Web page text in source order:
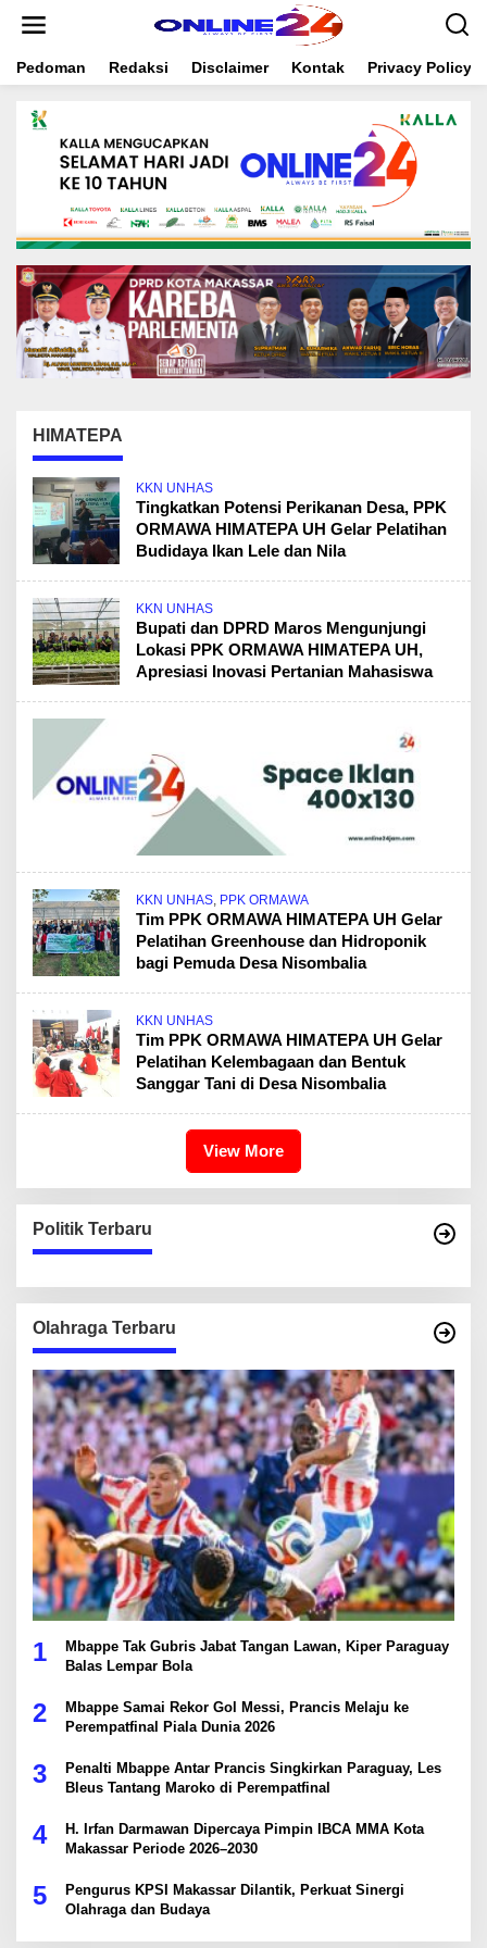
t
Pedoman Redaksi Disclaimer Kontak Privacy Policy
HIMATEPA
KKN UNHAS
Tingkatkan Potensi Perikanan Desa, PPK
ORMAWA HIMATEPA UH Gelar Pelatihan
Budidaya Ikan Lele dan Nila
KKN UNHAS
Bupati dan DPRD Maros Mengunjungi
Lokasi PPK ORMAWA HIMATEPA UH,
Apresiasi Inovasi Pertanian Mahasiswa
KKN UNHAS, PPK ORMAWA
Tim PPK ORMAWA HIMATEPA UH Gelar
Pelatihan Greenhouse dan Hidroponik
bagi Pemuda Desa Nisombalia
KKN UNHAS
Tim PPK ORMAWA HIMATEPA UH Gelar
Pelatihan Kelembagaan dan Bentuk
Sanggar Tani di Desa Nisombalia
View More
Politik Terbaru
Olahraga Terbaru
1
Mbappe Tak Gubris Jabat Tangan Lawan, Kiper Paraguay
Balas Lempar Bola
2
Mbappe Samai Rekor Gol Messi, Prancis Melaju ke
Perempatfinal Piala Dunia 2026
3
Penalti Mbappe Antar Prancis Singkirkan Paraguay, Les
Bleus Tantang Maroko di Perempatfinal
4
H. Irfan Darmawan Dipercaya Pimpin IBCA MMA Kota
Makassar Periode 2026–2030
5
Pengurus KPSI Makassar Dilantik, Perkuat Sinergi
Olahraga dan Budaya